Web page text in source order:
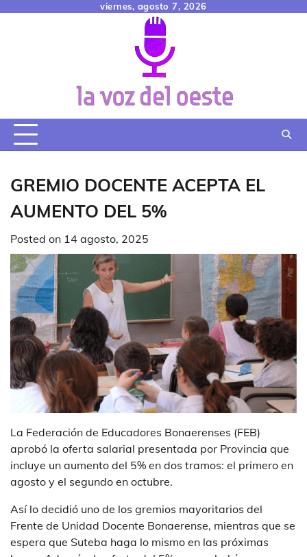
viernes, agosto 7, 2026
GREMIO DOCENTE ACEPTA EL
AUMENTO DEL 5%
Posted on 14 agosto, 2025
La Federación de Educadores Bonaerenses (FEB)
aprobó la oferta salarial presentada por Provincia que
incluye un aumento del 5% en dos tramos: el primero en
agosto y el segundo en octubre.
Así lo decidió uno de los gremios mayoritarios del
Frente de Unidad Docente Bonaerense, mientras que se
espera que Suteba haga lo mismo en las próximas